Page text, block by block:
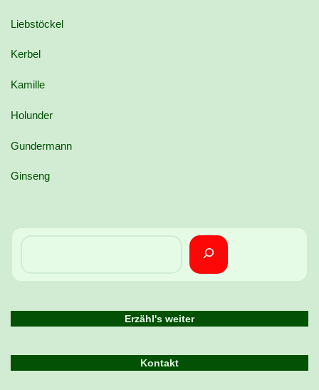
Liebstöckel
Kerbel
Kamille
Holunder
Gundermann
Ginseng
Erzähl's weiter
Kontakt